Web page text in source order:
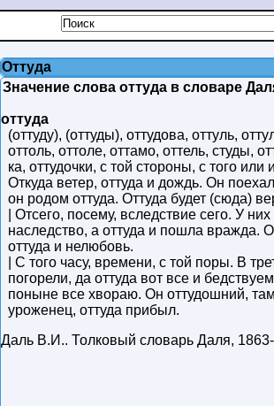
Оттуда
Значение слова оттуда в словаре
оттуда
(оттуду), (оттуды), оттудова, оттуль,
оттоль, оттоле, оттамо, оттель, студы,
ка, оттудочки, с той стороны, с того или
Откуда ветер, оттуда и дождь. Он
он родом оттуда. Оттуда будет (сюда)
| Отсего, посему, вследствие сего. У
наследство, а оттуда и пошла вражда.
оттуда и нелюбовь.
| С того часу, времени, с той поры. В
погорели, да оттуда вот все и
поныне все хвораю. Он оттудошний,
уроженец, оттуда прибыл.
Даль В.И.. Толковый словарь Даля,